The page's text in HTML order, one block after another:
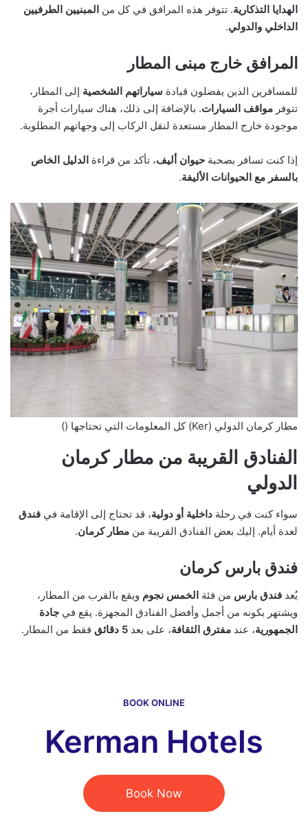
الهدايا التذكارية. تتوفر هذه المرافق في كل من المبنيين الطرفيين
الداخلي والدولي.
المرافق خارج مبنى المطار
للمسافرين الذين يفضلون قيادة سياراتهم الشخصية إلى المطار،
تتوفر مواقف السيارات. بالإضافة إلى ذلك، هناك سيارات أجرة
موجودة خارج المطار مستعدة لنقل الركاب إلى وجهاتهم المطلوبة.
إذا كنت تسافر بصحبة حيوان أليف، تأكد من قراءة الدليل الخاص
بالسفر مع الحيوانات الأليفة.
مطار كرمان الدولي (Ker) كل المعلومات التي تحتاجها ()
الفنادق القريبة من مطار كرمان
الدولي
سواء كنت في رحلة داخلية أو دولية، قد تحتاج إلى الإقامة في فندق
لعدة أيام. إليك بعض الفنادق القريبة من مطار كرمان.
فندق بارس كرمان
يُعد فندق بارس من فئة الخمس نجوم ويقع بالقرب من المطار،
ويشتهر بكونه من أجمل وأفضل الفنادق المجهزة. يقع في جادة
الجمهورية، عند مفترق الثقافة، على بعد 5 دقائق فقط من المطار.
BOOK ONLINE
Kerman Hotels
Book Now